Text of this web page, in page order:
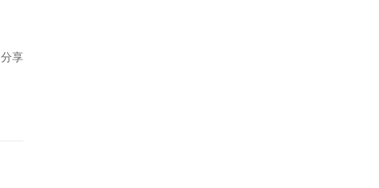
分享